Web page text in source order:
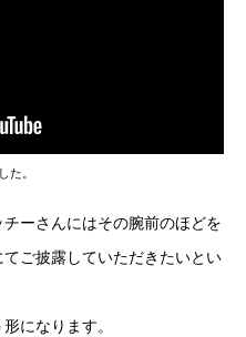
た。
ーさんにはその腕前のほどを
ご披露していただきたいとい
になります。